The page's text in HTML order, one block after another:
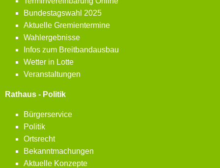
Bundestagswahl 2025
Aktuelle Gremientermine
Wahlergebnisse
Infos zum Breitbandausbau
Wetter in Lotte
Veranstaltungen
Rathaus - Politik
Bürgerservice
Politik
Ortsrecht
Bekanntmachungen
Aktuelle Konzepte